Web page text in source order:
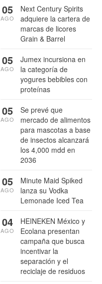
Next Century Spirits
adquiere la cartera de
marcas de licores
Grain & Barrel
05
AGO
Jumex incursiona en
la categoría de
yogures bebibles con
proteínas
05
AGO
Se prevé que
mercado de alimentos
para mascotas a base
de insectos alcanzará
los 4,000 mdd en
2036
05
AGO
Minute Maid Spiked
lanza su Vodka
Lemonade Iced Tea
05
AGO
HEINEKEN México y
Ecolana presentan
campaña que busca
incentivar la
separación y el
reciclaje de residuos
04
AGO